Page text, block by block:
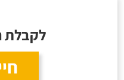
לקבלת